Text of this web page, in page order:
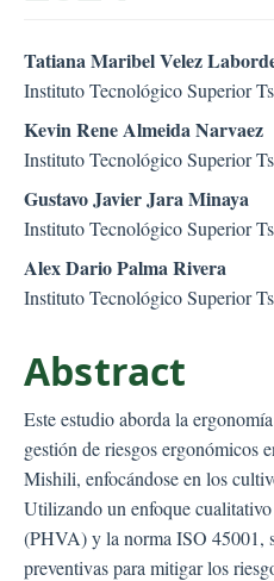
Tatiana Maribel Velez
Instituto Tecnológico Superior
Kevin Rene Almeida Narvaez
Instituto Tecnológico Superior
Gustavo Javier Jara Minaya
Instituto Tecnológico Superior
Alex Dario Palma Rivera
Instituto Tecnológico Superior
Abstract
Este estudio aborda la
gestión de riesgos ergonómicos
Mishili, enfocándose en los
Utilizando un enfoque
(PHVA) y la norma ISO 45001,
preventivas para mitigar los